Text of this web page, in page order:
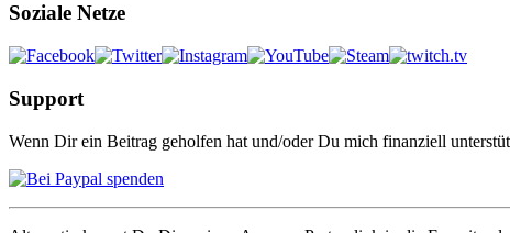
Soziale Netze
Support
Wenn Dir ein Beitrag geholfen hat und/oder Du mich finanziell